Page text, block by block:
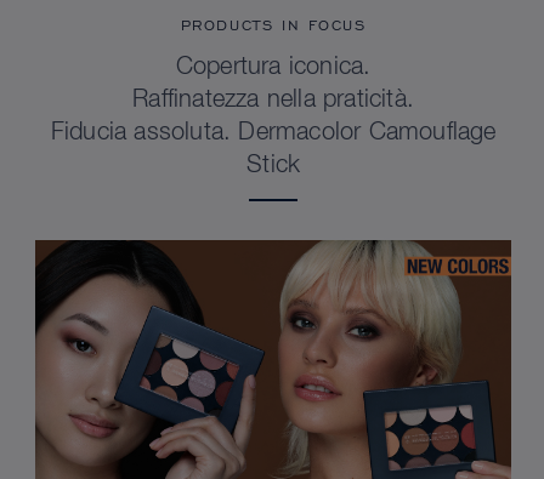
PRODUCTS IN FOCUS
Copertura iconica.
Raffinatezza nella praticità.
Fiducia assoluta. Dermacolor Camouflage
Stick